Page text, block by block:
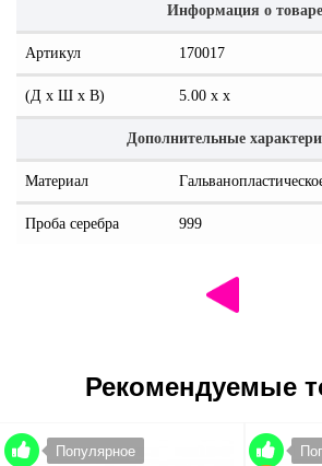
Информация о товаре
Артикул 170017
(Д x Ш x В) 5.00 x x
Дополнительные
Материал
Проба серебра 999
Рекомендуемые
Популярное